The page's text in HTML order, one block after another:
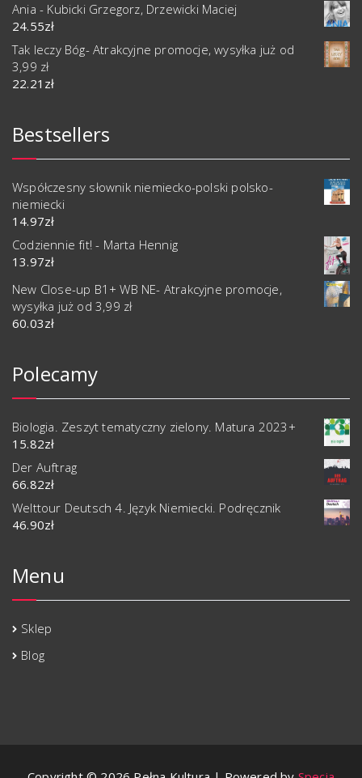
Ania - Kubicki Grzegorz, Drzewicki Maciej
24.55zł
Tak leczy Bóg- Atrakcyjne promocje, wysyłka już od
3,99 zł
22.21 zł
Bestsellers
Współczesny słownik niemiecko-polski polsko-
niemiecki
14.97zł
Codziennie fit! - Marta Hennig
13.97zł
New Close-up B1+ WB NE- Atrakcyjne promocje,
wysyłka już od 3,99 zł
60.03zł
Polecamy
Biologia. Zeszyt tematyczny zielony. Matura 2023+
15.82zł
Der Auftrag
66.82zł
Welttour Deutsch 4. Język Niemiecki. Podręcznik
46.90zł
Menu
Sklep
Blog